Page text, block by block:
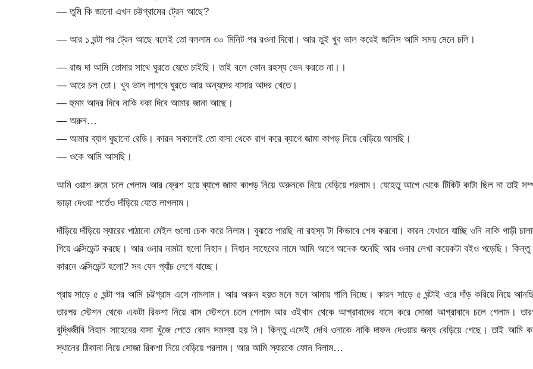
— তুমি কি জানো এখন চট্টগ্রামের ট্রেন আছে?
— আর ১ ঘন্টা পর ট্রেন আছে বলেই তো বললাম ৩০ মিনিট পর রওনা দিবো। আর তুই খুব ভাল করেই জানিস আমি সময় মেনে চলি।
— রাজ দা আমি তোমার সাথে ঘুরতে যেতে চাইছি। তাই বলে কোন রহস্য ভেদ করতে না।।
— আরে চল তো। খুব ভাল লাগবে ঘুরতে আর অন্যদের বাসার আদর খেতে।
— হুমম আদর দিবে নাকি বকা দিবে আমার জানা আছে।
— অরুন…
— আমার ব্যাগ ঘুছানো রেডি। কারন সকালেই তো বাসা থেকে রাগ করে ব্যাগে জামা কাপড় নিয়ে বেড়িয়ে আসছি।
— ওকে আমি আসছি।
আমি ওয়াশ রুমে চলে গেলাম আর ফ্রেশ হয়ে ব্যাগে জামা কাপড় নিয়ে অরুনকে নিয়ে বেড়িয়ে পরলাম। যেহেতু আগে থেকে টিকিট কাটা ছিল না তাই
ভাড়া দেওয়া শর্তেও দাঁড়িয়ে যেতে লাগলাম।
দাঁড়িয়ে দাঁড়িয়ে স্যারের পাঠানো মেইল গুলো চেক করে নিলাম। বুঝতে পারছি না রহস্য টা কিভাবে শেষ করবো। কারন যেখানে যাচ্ছি ওনি নাকি গাড়ী
গিয়ে এক্সিডেন্ট করছে। আর ওনার নামটা হলো নিহান। নিহান সাহেবের নামে আমি আগে অনেক শুনেছি আর ওনার লেখা কয়েকটা বইও পড়েছি। কিন্তু
কারনে এক্সিডেন্ট হলো? সব যেন প্যাঁচ লেগে যাচ্ছে।
প্রায় সাড়ে ৫ ঘন্টা পর আমি চট্টগ্রাম এসে নামলাম। আর অরুন হয়ত মনে মনে আমায় গালি দিচ্ছে। কারন সাড়ে ৫ ঘন্টাই ওরে দাঁড় করিয়ে নিয়ে
তারপর স্টেশন থেকে একটা রিকশা নিয়ে বাস স্টেশনে চলে গেলাম আর ওইখান থেকে আগ্রাবাদের বাসে করে সোজা আগ্রাবাদে চলে গেলাম।
বুদ্ধিজীবি নিহান সাহেবের বাসা খুঁজে পেতে কোন সমস্যা হয় নি। কিন্তু এসেই দেখি ওনাকে নাকি দাফন দেওয়ার জন্য বেড়িয়ে গেছে। তাই আমি
স্থানের ঠিকানা নিয়ে সোজা রিকশা নিয়ে বেড়িয়ে পরলাম। আর আমি স্যারকে ফোন দিলাম…